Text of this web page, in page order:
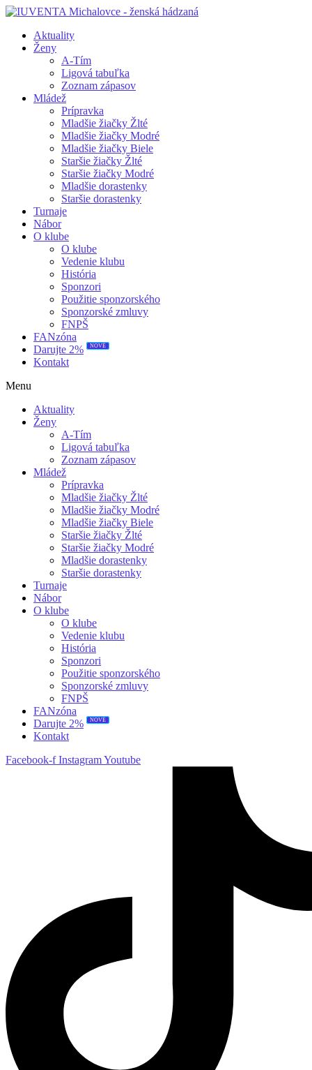
Aktuality
Ženy
A-Tím
Ligová tabuľka
Zoznam zápasov
Mládež
Prípravka
Mladšie žiačky Žlté
Mladšie žiačky Modré
Mladšie žiačky Biele
Staršie žiačky Žlté
Staršie žiačky Modré
Mladšie dorastenky
Staršie dorastenky
Turnaje
Nábor
O klube
O klube
Vedenie klubu
História
Sponzori
Použitie sponzorského
Sponzorské zmluvy
FNPŠ
FANzóna
Darujte 2%
NOVÉ
Kontakt
Menu
Aktuality
Ženy
A-Tím
Ligová tabuľka
Zoznam zápasov
Mládež
Prípravka
Mladšie žiačky Žlté
Mladšie žiačky Modré
Mladšie žiačky Biele
Staršie žiačky Žlté
Staršie žiačky Modré
Mladšie dorastenky
Staršie dorastenky
Turnaje
Nábor
O klube
O klube
Vedenie klubu
História
Sponzori
Použitie sponzorského
Sponzorské zmluvy
FNPŠ
FANzóna
Darujte 2%
NOVÉ
Kontakt
Facebook-f InstagramYoutube